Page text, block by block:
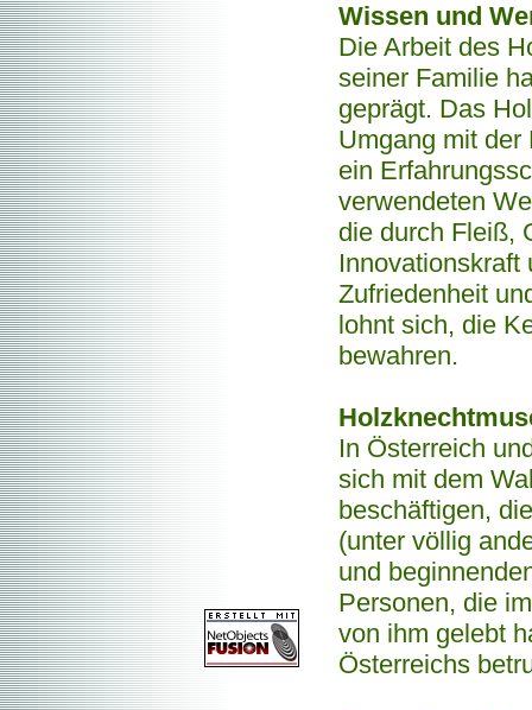
Wissen und
Die Arbeit des
seiner Familie
geprägt. Das
Umgang mit der
ein
verwendeten
die durch Fleiß,
Innovationskraft
Zufriedenheit
lohnt sich, die
bewahren.
In Österreich
sich mit dem
beschäftigen,
(unter völlig
und
Personen, die
von ihm gelebt
Österreichs